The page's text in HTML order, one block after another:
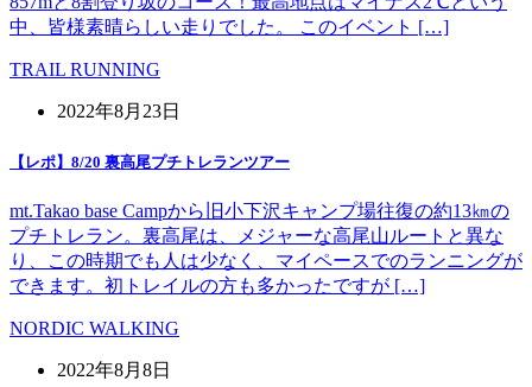
中、皆様素晴らしい走りでした。 このイベント […]
TRAIL RUNNING
2022年8月23日
【レポ】8/20 裏高尾プチトレランツアー
mt.Takao base Campから旧小下沢キャンプ場往復の約13㎞の
プチトレラン。裏高尾は、メジャーな高尾山ルートと異な
り、この時期でも人は少なく、マイペースでのランニングが
できます。初トレイルの方も多かったですが […]
NORDIC WALKING
2022年8月8日